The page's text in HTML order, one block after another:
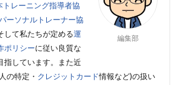
編集部
トレーニング指導者協
ーソナルトレーナー協
して私たちが定める運
ポリシーに従い良質な
指しています。また近
の特定・ クレジットカード情報など)の扱い